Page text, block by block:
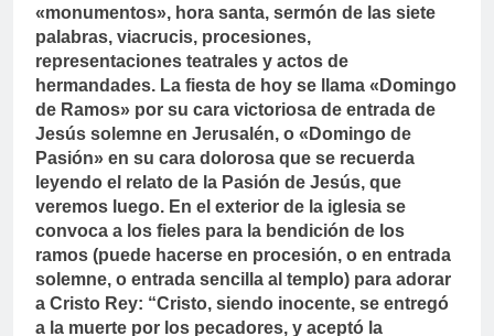
«monumentos», hora santa, sermón de las siete
palabras, viacrucis, procesiones,
representaciones teatrales y actos de
hermandades. La fiesta de hoy se llama «Domingo
de Ramos» por su cara victoriosa de entrada de
Jesús solemne en Jerusalén, o «Domingo de
Pasión» en su cara dolorosa que se recuerda
leyendo el relato de la Pasión de Jesús, que
veremos luego. En el exterior de la iglesia se
convoca a los fieles para la bendición de los
ramos (puede hacerse en procesión, o en entrada
solemne, o entrada sencilla al templo) para adorar
a Cristo Rey: “Cristo, siendo inocente, se entregó
a la muerte por los pecadores, y aceptó la